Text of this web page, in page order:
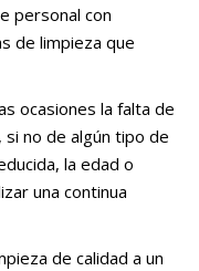
personal con
de limpieza que
ocasiones la falta de
no de algún tipo de
la edad o
una continua
de calidad a un